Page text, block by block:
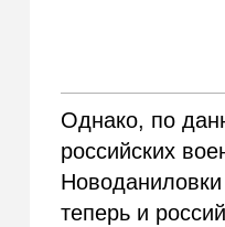
Однако, по
российских
теперь и